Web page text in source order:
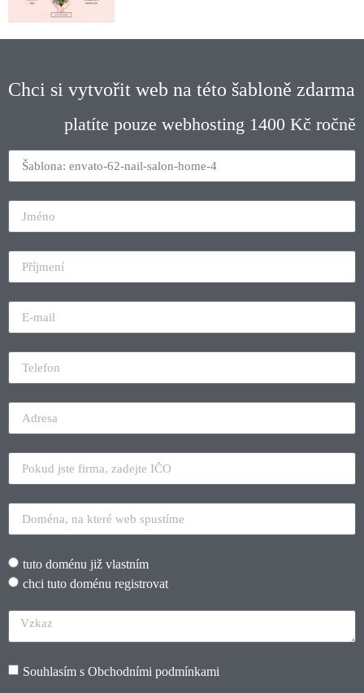
Chci si vytvořit web na této šabloně zdarma
platíte pouze webhosting 1400 Kč ročně
tuto doménu již vlastním
chci tuto doménu registrovat
Souhlasím s Obchodními podmínkami